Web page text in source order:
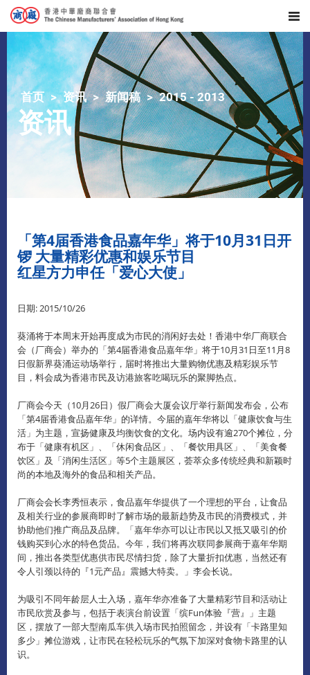
首页 资讯 新闻稿 2015 - 2013
资讯
「第4届香港食品嘉年华」将于10月31日开
锣 大量精彩优惠和娱乐节目
红星方力申任「爱心大使」
日期: 2015/10/26
葵涌将于本周末开始再度成为市民的消闲好去处！ 香港中华厂商联合
会（厂商会）举办的「第4届香港食品嘉年华」将于10月31日至11月8
日假新界葵涌运动场举行，届时将推出大量购物优惠及精彩娱乐节
目，料会成为香港市民及访港旅客吃喝玩乐的聚脚热点。
厂商会今天（10月26日）假厂商会大厦会议厅举行新闻发布会，公布
「第4届香港食品嘉年华」的详情。 今届的嘉年华将以「健康饮食与生
活」为主题，宣扬健康及均衡饮食的文化。 场内设有逾270个摊位，分
布于「健康有机区」、「休闲食品区」、「餐饮用具区」、「美食餐
饮区」及「消闲生活区」等5个主题展区，荟萃众多传统经典和新颖时
尚的本地及海外的食品和相关产品。
厂商会会长李秀恒表示，食品嘉年华提供了一个理想的平台，让食品
及相关行业的参展商即时了解市场的最新趋势及市民的消费模式，并
协助他们推广商品及品牌。
「嘉年华亦可以让市民以又抵又吸引的价
钱购买到心水的特色货品。今年，我们将再次联同参展商于嘉年华期
间，推出各类型优惠供市民尽情扫货，除了大量折扣优惠，当然还有
令人引颈以待的『1元产品​​』震撼大特卖。」李会长说。
为吸引不同年龄层人士入场，嘉年华亦准备了大量精彩节目和活动让
市民欣赏及参与，包括于表演台前设置「缤Fun体验『营』」主题
区，摆放了一部大型南瓜车供入场市民拍照留念，并设有「卡路里知
多少」摊位游戏，让市民在轻松玩乐​​的气氛下加深对食物卡路里的认
识。